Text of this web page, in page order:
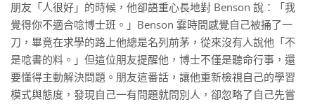
朋友「人很好」的時候，他卻語重心長地對 Benson 說：「我
覺得你不適合唸博士班。」Benson 霎時間感覺自己被捅了一
刀，畢竟在求學的路上他總是名列前茅，從來沒有人說他「不
是唸書的料。」但這位朋友提醒他，博士不僅是聽命行事，還
要懂得主動解決問題。朋友這番話，讓他重新檢視自己的學習
模式與態度，發現自己一有問題就問別人，卻忽略了自己先嘗